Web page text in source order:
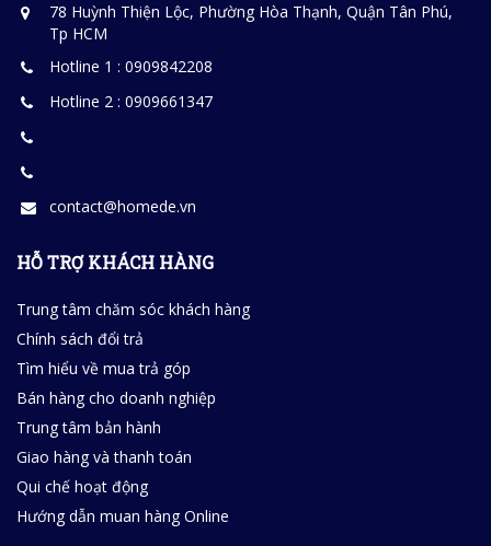
78 Huỳnh Thiện Lộc, Phường Hòa Thạnh, Quận Tân Phú,
Tp HCM
Hotline 1 : 0909842208
Hotline 2 : 0909661347
contact@homede.vn
HỖ TRỢ KHÁCH HÀNG
Trung tâm chăm sóc khách hàng
Chính sách đổi trả
Tìm hiểu về mua trả góp
Bán hàng cho doanh nghiệp
Trung tâm bản hành
Giao hàng và thanh toán
Qui chế hoạt động
Hướng dẫn muan hàng Online